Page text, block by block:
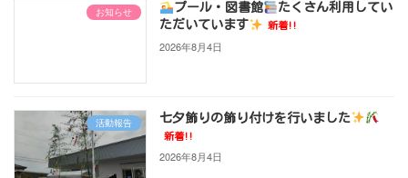
お知らせ プール・図書館
たくさん利用してい
ただいています
新着!!
2026年8月4日
活動報告 七夕飾りの飾り付けを行いました
新着!!
2026年8月4日